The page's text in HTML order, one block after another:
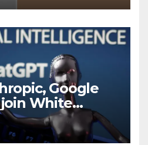
Google
White
meeting